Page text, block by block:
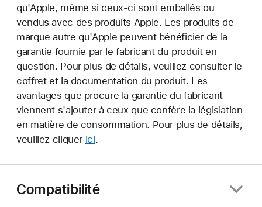
qu'Apple, même si ceux-ci sont emballés ou
vendus avec des produits Apple. Les produits de
marque autre qu'Apple peuvent bénéficier de la
garantie fournie par le fabricant du produit en
question. Pour plus de détails, veuillez consulter le
coffret et la documentation du produit. Les
avantages que procure la garantie du fabricant
viennent s'ajouter à ceux que confère la législation
en matière de consommation. Pour plus de détails,
veuillez cliquer ici.
Compatibilité